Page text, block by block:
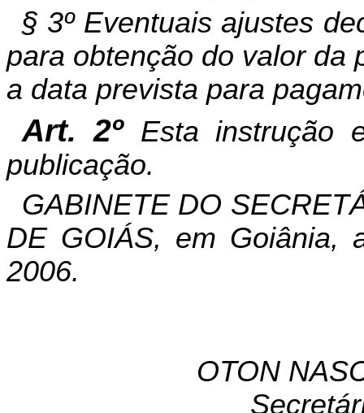
§ 3º Eventuais ajustes
para obtenção do valor da
a data prevista para
Art. 2º Esta instrução
publicação.
GABINETE DO
DE GOIÁS, em Goiânia,
2006.
OTON